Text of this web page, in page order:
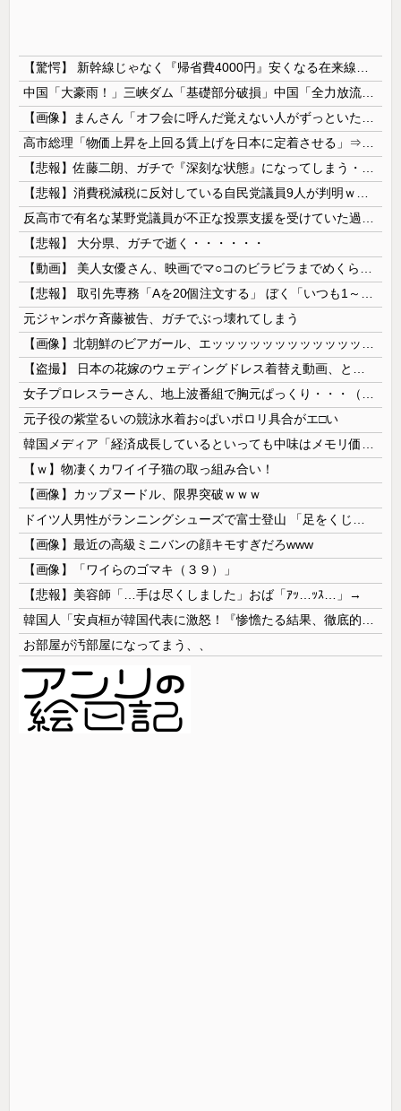
【悲報】 大分県、ガチで逝く・・・・・・
元ジャンポケ斉藤被告、ガチでぶっ壊れてしまう
元子役の紫堂るいの競泳水着お○ぱいポロリ具合がエ□い
【ｗ】物凄くカワイイ子猫の取っ組み合い！
【画像】カップヌードル、限界突破ｗｗｗ
【画像】最近の高級ミニバンの顔キモすぎだろwww
【画像】「ワイらのゴマキ（３９）」
【悲報】美容師「…手は尽くしました」おば「ｱｯ…ｯｽ…」→
お部屋が汚部屋になってまう、、